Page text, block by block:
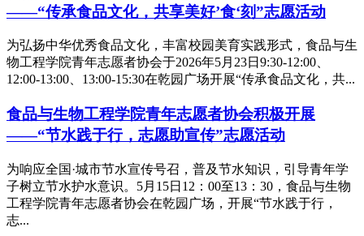
——“传承食品文化，共享美好’食‘刻”志愿活动
为弘扬中华优秀食品文化，丰富校园美育实践形式，食品与生
物工程学院青年志愿者协会于2026年5月23日9:30-12:00、
12:00-13:00、13:00-15:30在乾园广场开展“传承食品文化，共...
食品与生物工程学院青年志愿者协会积极开展
——“节水践于行，志愿助宣传”志愿活动
为响应全国·城市节水宣传号召，普及节水知识，引导青年学
子树立节水护水意识。5月15日12：00至13：30，食品与生物
工程学院青年志愿者协会在乾园广场，开展“节水践于行，
志...